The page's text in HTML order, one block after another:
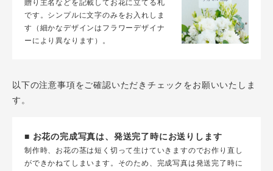
贈り主名などを記載してお花に立てる札
です。シンプルに文字のみをお入れしま
す（細かなデザインはフラワーデザイナ
ーにより異なります）。
以下の注意事項をご確認いただきチェックをお願いいたしま
す。
■ お花の完成写真は、発送完了時にお送りします
制作時、お花の茎は短く切って生けていきますのでお作り直し
ができかねてしまいます。そのため、完成写真は発送完了時に